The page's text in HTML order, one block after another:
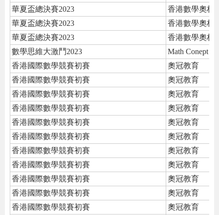
華夏盃總決賽2023
香港數學奧林
華夏盃總決賽2023
香港數學奧林
華夏盃總決賽2023
香港數學奧林
數學思維大激鬥2023
Math Conept
香港國際數學競賽初賽
奧冠教育
香港國際數學競賽初賽
奧冠教育
香港國際數學競賽初賽
奧冠教育
香港國際數學競賽初賽
奧冠教育
香港國際數學競賽初賽
奧冠教育
香港國際數學競賽初賽
奧冠教育
香港國際數學競賽初賽
奧冠教育
香港國際數學競賽初賽
奧冠教育
香港國際數學競賽初賽
奧冠教育
香港國際數學競賽初賽
奧冠教育
香港國際數學競賽初賽
奧冠教育